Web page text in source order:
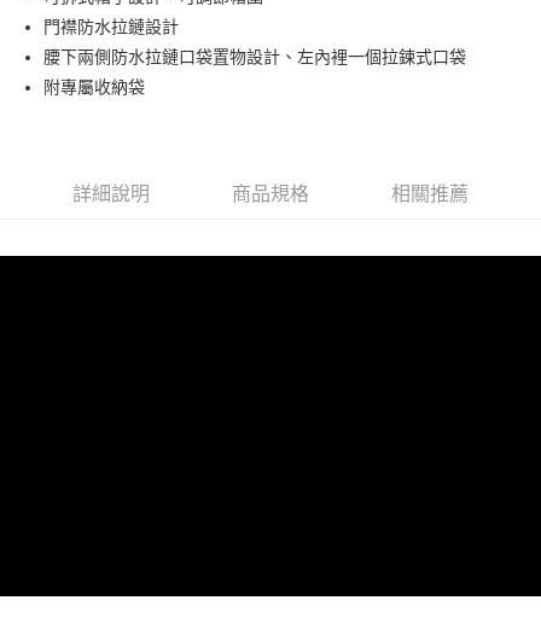
運送方式
每筆NT$399，滿NT$18,000(含以上)免運費
門襟防水拉鏈設計
腰下兩側防水拉鏈口袋置物設計、左內裡一個拉鍊式口袋
附專屬收納袋
詳細說明 商品規格 相關推薦